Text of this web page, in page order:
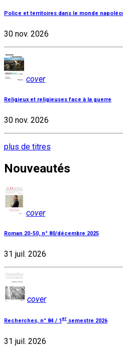
Police et territoires dans le monde
30 nov. 2026
cover
Religieux et religieuses face à la guerre
30 nov. 2026
plus de titres
Nouveautés
cover
Roman 20-50, n° 80/décembre 2025
31 juil. 2026
cover
Recherches, n° 84 / 1 er semestre 2026
31 juil. 2026